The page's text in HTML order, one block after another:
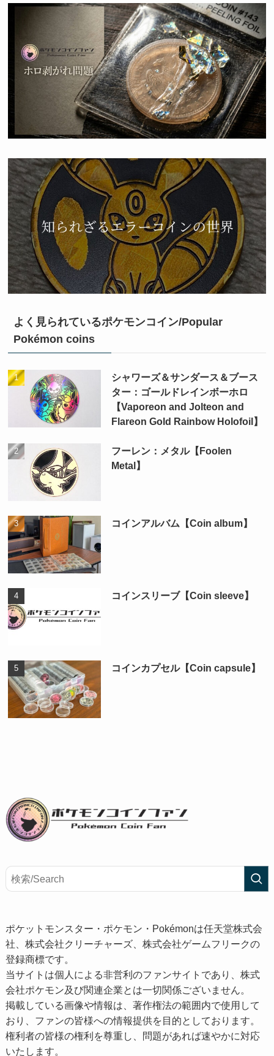
よく見られているポケモンコイン/Popular
Pokémon coins
シャワーズ＆サンダース＆ブース
ター：ゴールドレインボーホロ
【Vaporeon and Jolteon and
Flareon Gold Rainbow Holofoil】
フーレン：メタル【Foolen
Metal】
コインアルバム【Coin album】
コインスリーブ【Coin sleeve】
コインカプセル【Coin capsule】
ポケットモンスター・ポケモン・Pokémonは任天堂株式会
社、株式会社クリーチャーズ、株式会社ゲームフリークの
登録商標です。
当サイトは個人による非営利のファンサイトであり、株式
会社ポケモン及び関連企業とは一切関係ございません。
掲載している画像や情報は、著作権法の範囲内で使用して
おり、ファンの皆様への情報提供を目的としております。
権利者の皆様の権利を尊重し、問題があれば速やかに対応
いたします。